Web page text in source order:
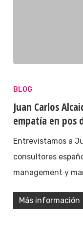
BLOG
Juan Carlos
empatía en pos
Entrevistamos a
consultores
management y
Más información